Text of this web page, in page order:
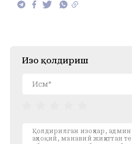
Изоҳ қолдириш